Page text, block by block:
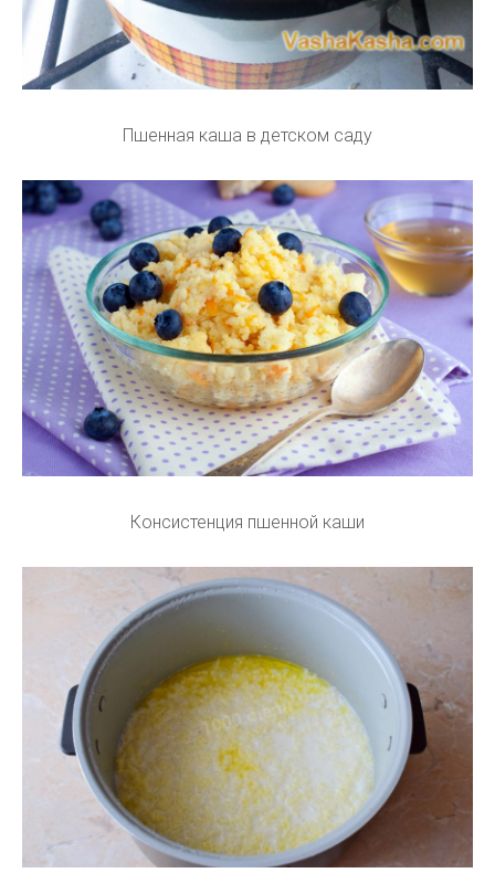
Пшенная каша в детском саду
Консистенция пшенной каши